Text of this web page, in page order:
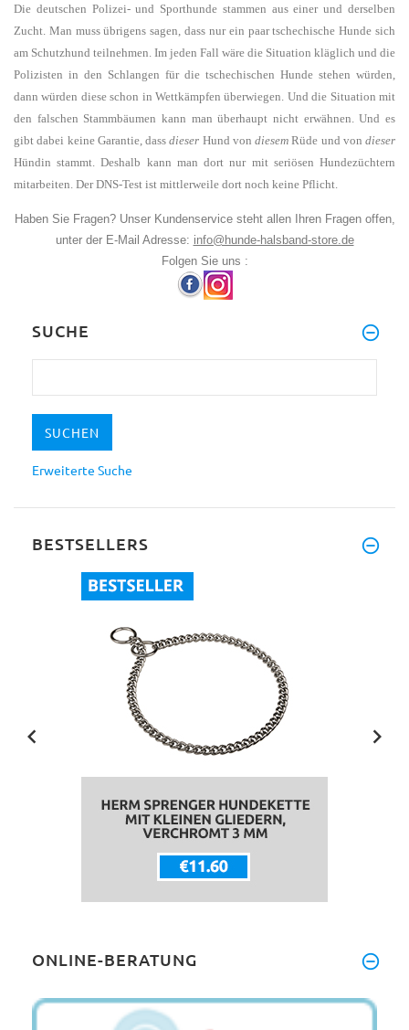
Die deutschen Polizei- und Sporthunde stammen aus einer und derselben
Zucht. Man muss übrigens sagen, dass nur ein paar tschechische Hunde sich
am Schutzhund teilnehmen. Im jeden Fall wäre die Situation kläglich und die
Polizisten in den Schlangen für die tschechischen Hunde stehen würden,
dann würden diese schon in Wettkämpfen überwiegen. Und die Situation mit
den falschen Stammbäumen kann man überhaupt nicht erwähnen. Und es
gibt dabei keine Garantie, dassdieser Hund von diesem Rüde und von dieser
Hündin stammt. Deshalb kann man dort nur mit seriösen Hundezüchtern
mitarbeiten. Der DNS-Test ist mittlerweile dort noch keine Pflicht.
Haben Sie Fragen? Unser Kundenservice steht allen Ihren Fragen offen,
unter der E-Mail Adresse: info@hunde-halsband-store.de
Folgen Sie uns :
SUCHE
Erweiterte Suche
BESTSELLERS
ONLINE-BERATUNG